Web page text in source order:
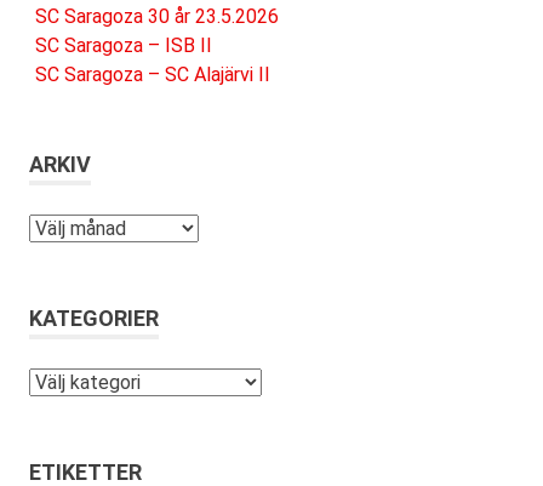
SC Saragoza 30 år 23.5.2026
SC Saragoza – ISB II
SC Saragoza – SC Alajärvi II
ARKIV
Arkiv
KATEGORIER
Kategorier
ETIKETTER